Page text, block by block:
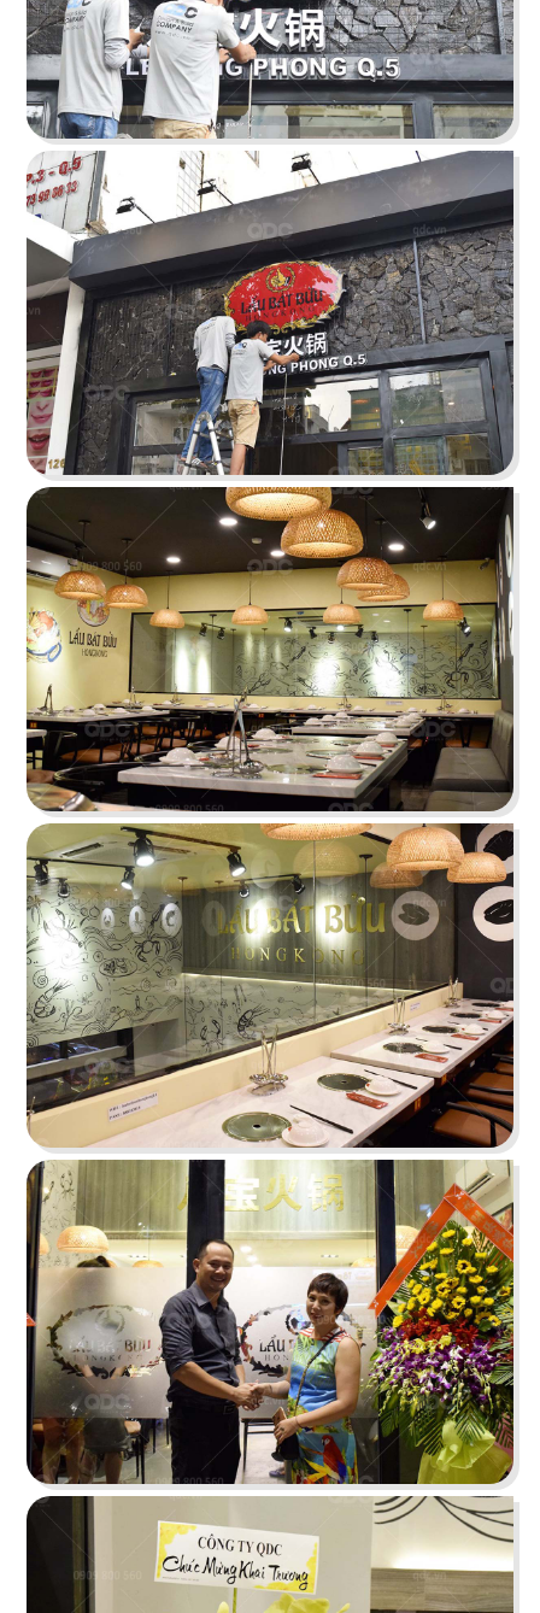
IKIGAI
Tái hiện bức tranh ẩm thực Nhật không phô
bày mà diễn tả vô cùng tinh tế
Chi tiết
BONCHON CHICKEN
Thiết kế lấy sắc đỏ - cam - xám làm chủ đạo tạo
một tổng thể năng động
Chi tiết
HOÀNG TÂM
Phong cách Indochine lấy thiên nhiên làm điểm
nhấn tái hiện nét văn hóa Đông và Tây
Chi tiết